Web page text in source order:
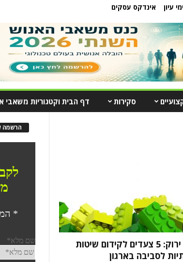
ימי עיון אינדקס עסקים
סקירות דף הבית וקטגוריות משאבי
ארגון ירוק: 5 צעדים לקידום שיטות
לסביבה בארגון
הרשמה